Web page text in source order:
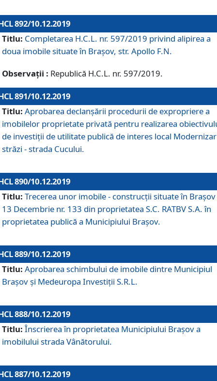
892/10.12.2019
Titlu: Completarea H.C.L. nr. 597/2019 privind alipirea a
doua imobile situate în Brașov, str. Apollo F.N.
Observații : Republică H.C.L. nr. 597/2019.
891/10.12.2019
Titlu: Aprobarea declanșării procedurii de expropriere a
imobilelor proprietate privată pentru realizarea
de investiții de utilitate publică de interes local
străzi - strada Cucului.
890/10.12.2019
Titlu: Trecerea unor imobile - construcții situate în Brașov
13 Decembrie nr. 133 din proprietatea S.C. RATBV S.A. în
proprietatea publică a Municipiului Brașov.
889/10.12.2019
Titlu: Aprobarea schimbului de imobile dintre Municipiul
Brașov și Medeuropa Investiții S.R.L.
888/10.12.2019
Titlu: Înscrierea în proprietatea Municipiului Braşov a
imobilului strada Vânătorului.
887/10.12.2019